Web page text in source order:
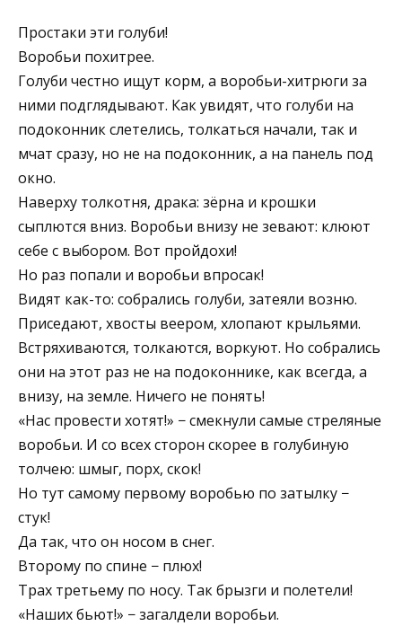
Простаки эти голуби!
Воробьи похитрее.
Голуби честно ищут корм, а воробьи-хитрюги за
ними подглядывают. Как увидят, что голуби на
подоконник слетелись, толкаться начали, так и
мчат сразу, но не на подоконник, а на панель под
окно.
Наверху толкотня, драка: зёрна и крошки
сыплются вниз. Воробьи внизу не зевают: клюют
себе с выбором. Вот пройдохи!
Но раз попали и воробьи впросак!
Видят как-то: собрались голуби, затеяли возню.
Приседают, хвосты веером, хлопают крыльями.
Встряхиваются, толкаются, воркуют. Но собрались
они на этот раз не на подоконнике, как всегда, а
внизу, на земле. Ничего не понять!
«Нас провести хотят!» − смекнули самые стреляные
воробьи. И со всех сторон скорее в голубиную
толчею: шмыг, порх, скок!
Но тут самому первому воробью по затылку −
стук!
Да так, что он носом в снег.
Второму по спине − плюх!
Трах третьему по носу. Так брызги и полетели!
«Наших бьют!» − загалдели воробьи.